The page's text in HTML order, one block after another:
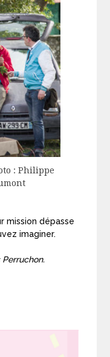
: Philippe
mission dépasse
imaginer.